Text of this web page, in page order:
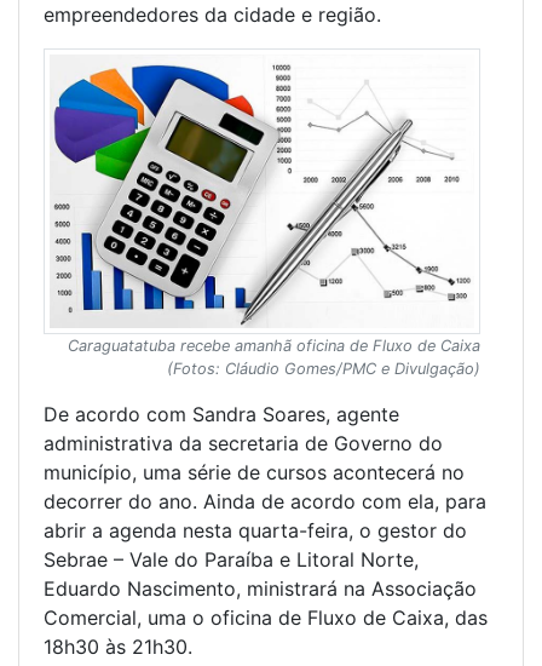
empreendedores da cidade e região.
Caraguatatuba recebe amanhã oficina de Fluxo de Caixa
(Fotos: Cláudio Gomes/PMC e Divulgação)
De acordo com Sandra Soares, agente
administrativa da secretaria de Governo do
município, uma série de cursos acontecerá no
decorrer do ano. Ainda de acordo com ela, para
abrir a agenda nesta quarta-feira, o gestor do
Sebrae – Vale do Paraíba e Litoral Norte,
Eduardo Nascimento, ministrará na Associação
Comercial, uma o oficina de Fluxo de Caixa, das
18h30 às 21h30.